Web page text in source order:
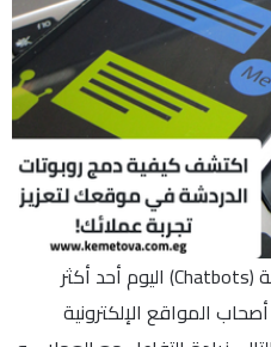
بشكل عام أصبحت روبوتات الدردشة (Chatbots) اليوم أحد أكثر
المواقع الإلكترونية